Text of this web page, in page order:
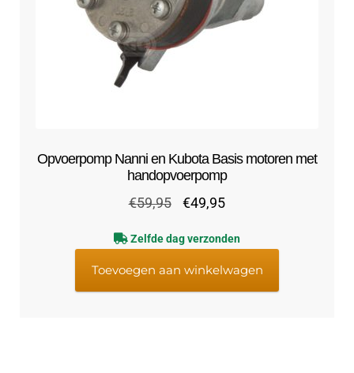
Opvoerpomp Nanni en Kubota Basis motoren met
handopvoerpomp
€59,95
Oorspronkelijke
was:
€59,95.
€49,95Huidige
is:
€49,95.
Zelfde dag verzonden
Toevoegen aan winkelwagen